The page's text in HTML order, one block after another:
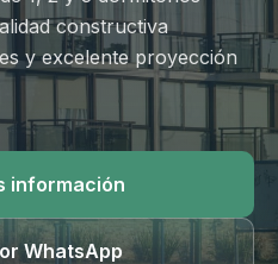
WhatsApp
constructiva
y excelente proyección
información
WhatsApp